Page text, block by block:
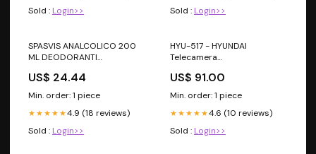
Sold : Login>>
Sold : Login>>
SPASVIS ANALCOLICO 200
ML DEODORANTI
US$ 24.44
Min. order: 1 piece
★★★★★4.9 (18 reviews)
Sold : Login>>
HYU-517 - HYUNDAI
Telecamera
analogica 4 in 1 serie PRO
Smart IR 40m 2MP
US$ 91.00
Min. order: 1 piece
★★★★★4.6 (10 reviews)
Sold : Login>>